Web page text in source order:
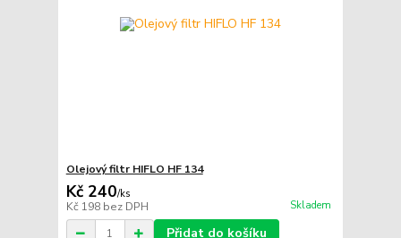
Olejový filtr HIFLO HF 134
Kč 240/ks
Kč 198 bez DPH Skladem
Přidat do košíku